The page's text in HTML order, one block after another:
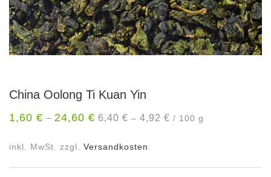
China Oolong Ti Kuan Yin
1,60 € – 24,60 € 6,40 € – 4,92 € / 100 g
inkl. MwSt. zzgl. Versandkosten